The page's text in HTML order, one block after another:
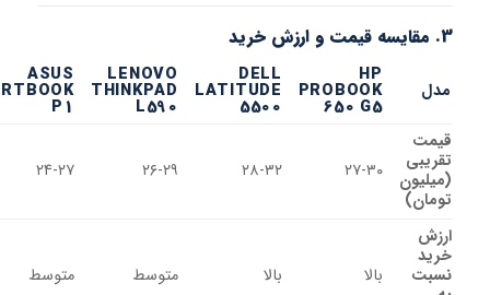
PROBOOK
650 G5
LATITUDE
5500
LENOVO
THINKPAD
L590
ASUS
EXPERTBOOK
P1
۲۷-۳۰ ۲۸-۳۲ ۲۶-۲۹ ۲۴-۲۷
بالا متوسط